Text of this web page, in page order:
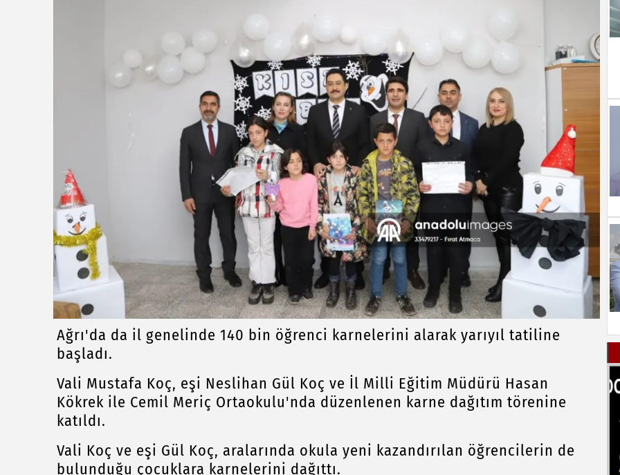
Ağrı'da da il genelinde 140 bin öğrenci karnelerini alarak yarıyıl tatiline
başladı.
Vali Mustafa Koç, eşi Neslihan Gül Koç ve İl Milli Eğitim Müdürü Hasan
Kökrek ile Cemil Meriç Ortaokulu'nda düzenlenen karne dağıtım törenine
katıldı.
Vali Koç ve eşi Gül Koç, aralarında okula yeni kazandırılan öğrencilerin de
bulunduğu çocuklara karnelerini dağıttı.